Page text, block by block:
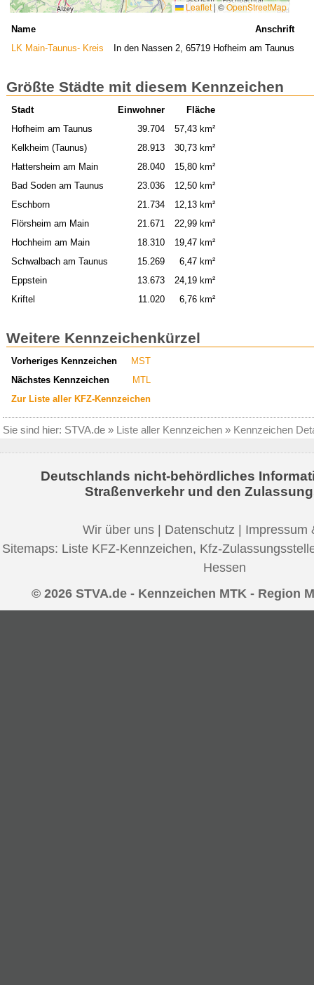
Leaflet | ©OpenStreetMap
Name
Anschrift
LK Main-Taunus- Kreis
In den Nassen 2, 65719 Hofheim am Taunus
Größte Städte mit diesem Kennzeichen
Stadt Einwohner
Fläche
Hofheim am Taunus
39.704
57,43 km²
Kelkheim (Taunus)
28.913
30,73 km²
Hattersheim am Main
28.040
15,80 km²
Bad Soden am Taunus
23.036
12,50 km²
Eschborn
21.734
12,13 km²
Flörsheim am Main
21.671
22,99 km²
Hochheim am Main
18.310
19,47 km²
Schwalbach am Taunus
15.269
6,47 km²
Eppstein
13.673
24,19 km²
Kriftel
11.020 6,76 km²
Weitere Kennzeichenkürzel
Vorheriges Kennzeichen
MST
Nächstes Kennzeichen
MTL
Zur Liste aller KFZ-Kennzeichen
Sie sind hier: STVA.de » Liste aller Kennzeichen » Kennzeichen
Deutschlands nicht-behördliches
Straßenverkehr und den
Wir über uns | Datenschutz | Impressum
Sitemaps: Liste KFZ-Kennzeichen, Kfz-
Hessen
© 2026 STVA.de - Kennzeichen MTK - Region